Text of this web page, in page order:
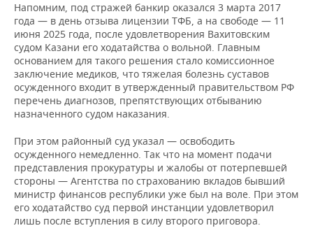
Напомним, под стражей банкир оказался 3 марта 2017
года — в день отзыва лицензии ТФБ, а на свободе — 11
июня 2025 года, после удовлетворения Вахитовским
судом Казани его ходатайства о вольной. Главным
основанием для такого решения стало комиссионное
заключение медиков, что тяжелая болезнь суставов
осужденного входит в утвержденный правительством РФ
перечень диагнозов, препятствующих отбыванию
назначенного судом наказания.
При этом районный суд указал — освободить
осужденного немедленно. Так что на момент подачи
представления прокуратуры и жалобы от потерпевшей
стороны — Агентства по страхованию вкладов бывший
министр финансов республики уже был на воле. При этом
его ходатайство суд первой инстанции удовлетворил
лишь после вступления в силу второго приговора.